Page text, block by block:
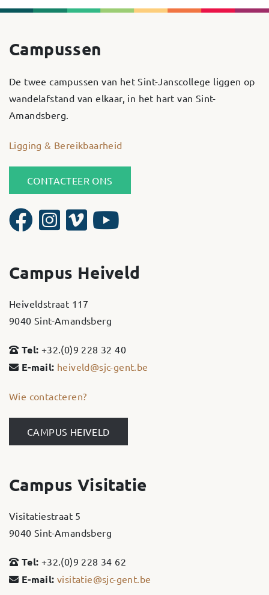
Campussen
De twee campussen van het Sint-Janscollege liggen op
wandelafstand van elkaar, in het hart van Sint-
Amandsberg.
Ligging & Bereikbaarheid
CONTACTEER ONS
Campus Heiveld
Heiveldstraat 117
9040 Sint-Amandsberg
Tel: +32.(0)9 228 32 40
E-mail: heiveld@sjc-gent.be
Wie contacteren?
CAMPUS HEIVELD
Campus Visitatie
Visitatiestraat 5
9040 Sint-Amandsberg
Tel: +32.(0)9 228 34 62
E-mail: visitatie@sjc-gent.be